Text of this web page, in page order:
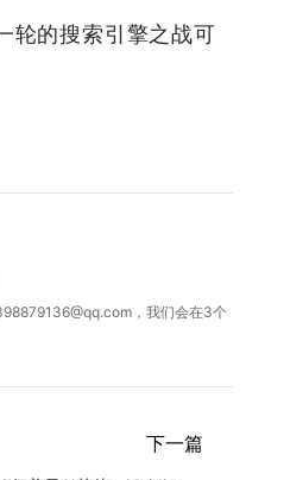
轮的搜索引擎之战可
，我们会在3个
下一篇